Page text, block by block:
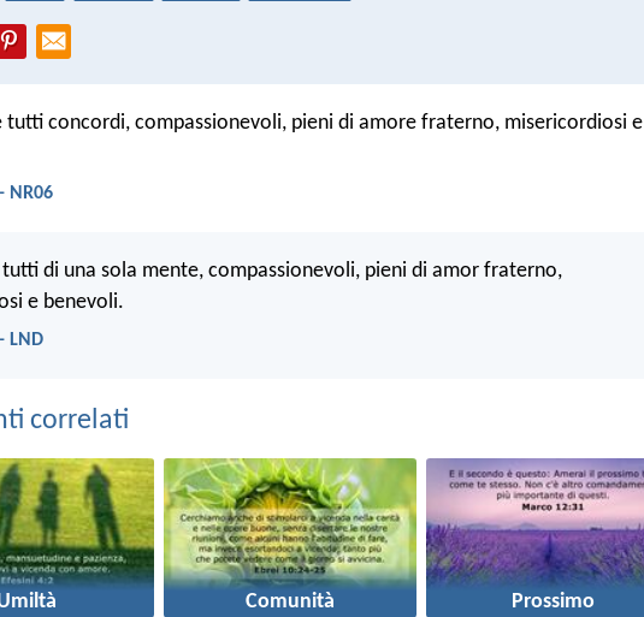
tutti concordi, compassionevoli, pieni di amore fraterno, misericordiosi e
NR06
tutti di una sola mente, compassionevoli, pieni di amor fraterno,
e benevoli.
LND
correlati
Comunità Prossimo